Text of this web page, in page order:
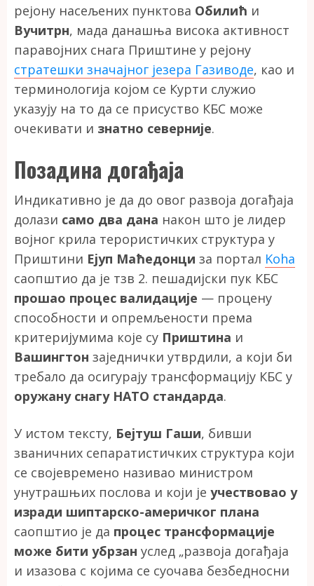
рејону насељених пунктова Обилић и
Вучитрн, мада данашња висока активност
паравојних снага Приштине у рејону
стратешки значајног језера Газиводе, као и
терминологија којом се Курти служио
указују на то да се присуство КБС може
очекивати и знатно северније.
Позадина догађаја
Индикативно је да до овог развоја догађаја
долази само два дана након што је лидер
војног крила терористичких структура у
Приштини Ејуп Маћедонци за портал Koha
саопштио да је тзв 2. пешадијски пук КБС
прошао процес валидације — процену
способности и опремљености према
критеријумима које су Приштина и
Вашингтон заједнички утврдили, а који би
требало да осигурају трансформацију КБС у
оружану снагу НАТО стандарда.
У истом тексту, Бејтуш Гаши, бивши
званичних сепаратистичких структура који
се својевремено називао министром
унутрашњих послова и који је учествовао у
изради шиптарско-америчког плана
саопштио је да процес трансформације
може бити убрзан услед „развоја догађаја
и изазова с којима се суочава безбедносни